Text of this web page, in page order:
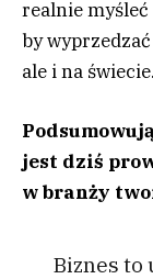
realnie
by
ale i na świecie.
jest dziś
w branży
Biznes to